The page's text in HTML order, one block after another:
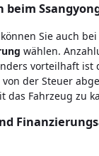
Sie auch
wählen.
vorteilhaft
der Steuer
das Fahrzeug zu